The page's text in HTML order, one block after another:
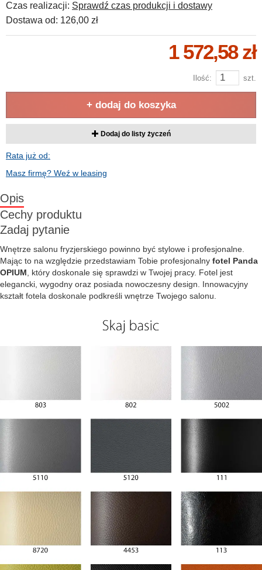
Czas realizacji: Sprawdź czas produkcji i dostawy
Dostawa od: 126,00 zł
1 572,58 zł
Ilość: szt.
+ dodaj do koszyka
Dodaj do listy życzeń
Rata już od:
Masz firmę? Weź w leasing
Opis
Cechy produktu
Zadaj pytanie
Wnętrze salonu fryzjerskiego powinno być stylowe i profesjonalne.
Mając to na względzie przedstawiam Tobie profesjonalny fotel Panda
OPIUM , który doskonale się sprawdzi w Twojej pracy. Fotel jest
elegancki, wygodny oraz posiada nowoczesny design. Innowacyjny
kształt fotela doskonale podkreśli wnętrze Twojego salonu.